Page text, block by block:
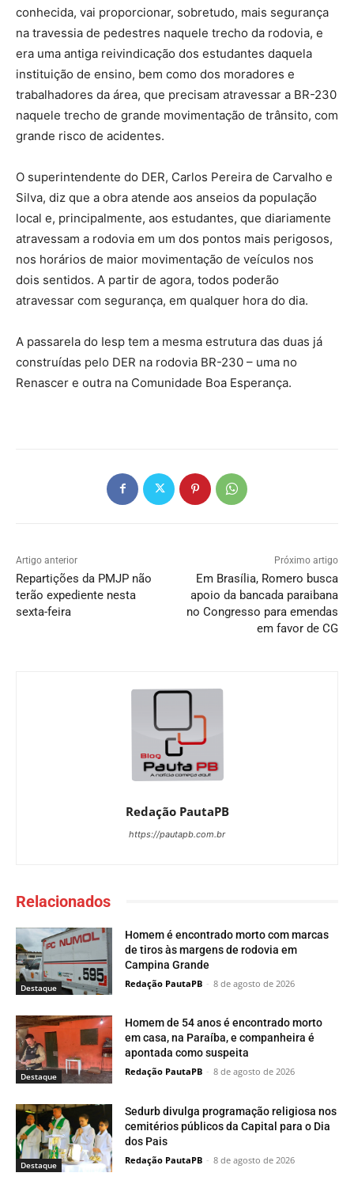
conhecida, vai proporcionar, sobretudo, mais segurança
na travessia de pedestres naquele trecho da rodovia, e
era uma antiga reivindicação dos estudantes daquela
instituição de ensino, bem como dos moradores e
trabalhadores da área, que precisam atravessar a BR-230
naquele trecho de grande movimentação de trânsito, com
grande risco de acidentes.
O superintendente do DER, Carlos Pereira de Carvalho e
Silva, diz que a obra atende aos anseios da população
local e, principalmente, aos estudantes, que diariamente
atravessam a rodovia em um dos pontos mais perigosos,
nos horários de maior movimentação de veículos nos
dois sentidos. A partir de agora, todos poderão
atravessar com segurança, em qualquer hora do dia.
A passarela do Iesp tem a mesma estrutura das duas já
construídas pelo DER na rodovia BR-230 – uma no
Renascer e outra na Comunidade Boa Esperança.
Artigo anterior
Repartições da PMJP não
terão expediente nesta
sexta-feira
Próximo artigo
Em Brasília, Romero busca
apoio da bancada paraibana
no Congresso para emendas
em favor de CG
Redação PautaPB
https://pautapb.com.br
Relacionados
Destaque
Homem é encontrado morto com marcas
de tiros às margens de rodovia em
Campina Grande
Redação PautaPB - 8 de agosto de 2026
Destaque
Homem de 54 anos é encontrado morto
em casa, na Paraíba, e companheira é
apontada como suspeita
Redação PautaPB - 8 de agosto de 2026
Destaque
Sedurb divulga programação religiosa nos
cemitérios públicos da Capital para o Dia
dos Pais
Redação PautaPB - 8 de agosto de 2026